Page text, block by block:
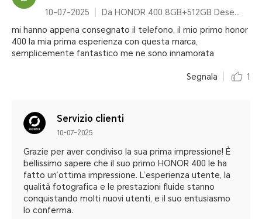
10-07-2025
Da HONOR 400 8GB+512GB Desert Gold
mi hanno appena consegnato il telefono, il mio primo honor
400 la mia prima esperienza con questa marca,
semplicemente fantastico me ne sono innamorata
Segnala 1
Servizio clienti
10-07-2025
Grazie per aver condiviso la sua prima impressione! È
bellissimo sapere che il suo primo HONOR 400 le ha
fatto un’ottima impressione. L’esperienza utente, la
qualità fotografica e le prestazioni fluide stanno
conquistando molti nuovi utenti, e il suo entusiasmo
lo conferma.